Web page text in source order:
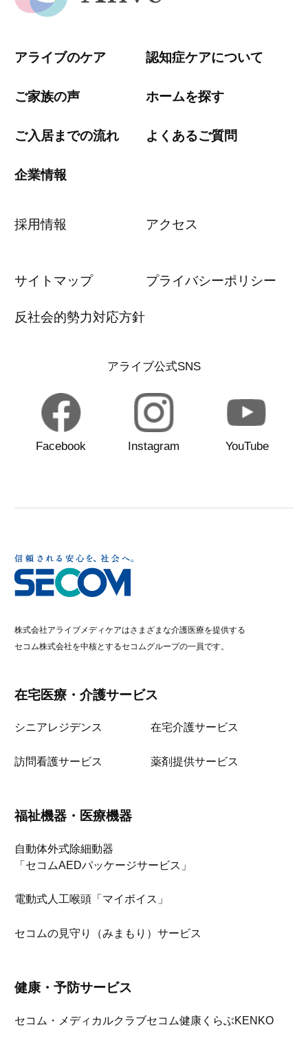
アライブのケア 認知症ケアについて
ご家族の声 ホームを探す
ご入居までの流れ よくあるご質問
企業情報
採用情報 アクセス
サイトマップ プライバシーポリシー
反社会的勢力対応方針
アライブ公式SNS
Facebook Instagram YouTube
株式会社アライブメディケアはさまざまな介護医療を提供する
セコム株式会社を中核とするセコムグループの一員です。
在宅医療・介護サービス
シニアレジデンス 在宅介護サービス
訪問看護サービス 薬剤提供サービス
福祉機器・医療機器
自動体外式除細動器
「セコムAEDパッケージサービス」
電動式人工喉頭「マイボイス」
セコムの見守り（みまもり）サービス
健康・予防サービス
セコム・メディカルクラブセコム健康くらぶKENKO